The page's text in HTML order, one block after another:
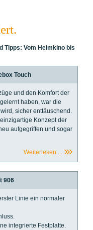
Tipps: Vom Heimkino bis
Touch
und den Komfort der
haben, war die
sicher enttäuschend.
Konzept der
aufgegriffen und sogar
Weiterlesen ...
906
Linie ein normaler
integrierte Festplatte.